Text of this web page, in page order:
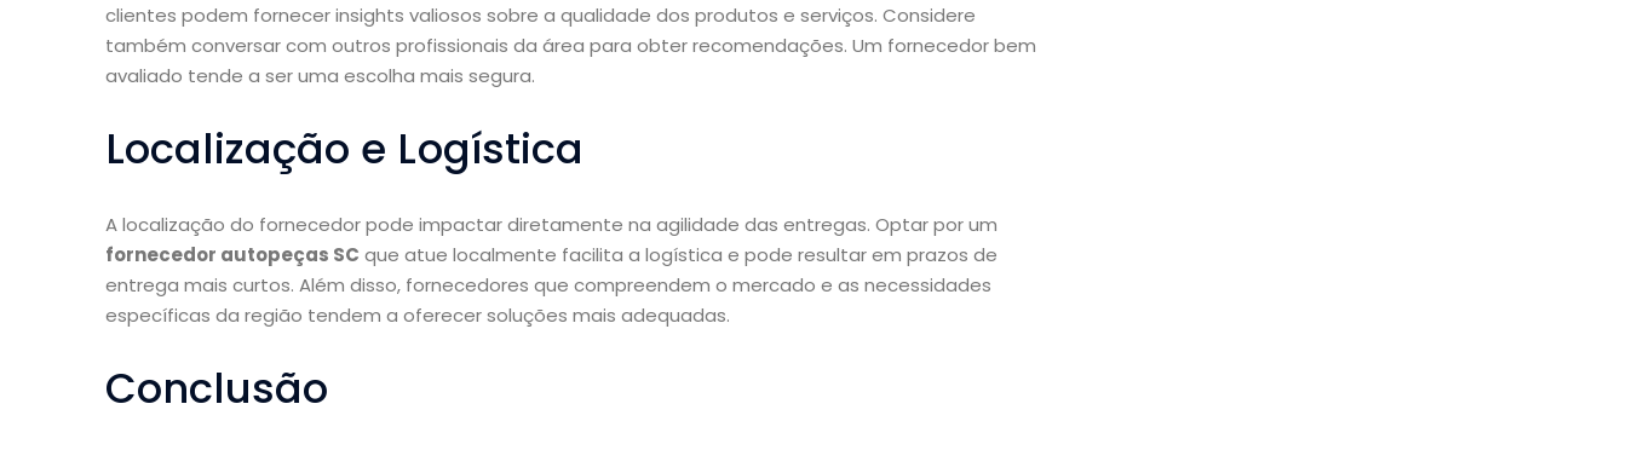
clientes podem fornecer insights valiosos sobre a qualidade dos produtos e serviços. Considere
também conversar com outros profissionais da área para obter recomendações. Um fornecedor bem
avaliado tende a ser uma escolha mais segura.
Localização e Logística
A localização do fornecedor pode impactar diretamente na agilidade das entregas. Optar por um
fornecedor autopeças SC que atue localmente facilita a logística e pode resultar em prazos de
entrega mais curtos. Além disso, fornecedores que compreendem o mercado e as necessidades
específicas da região tendem a oferecer soluções mais adequadas.
Conclusão